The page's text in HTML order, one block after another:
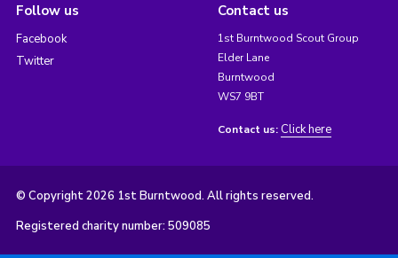
Follow us
Facebook
Twitter
Contact us
1st Burntwood Scout Group
Elder Lane
Burntwood
WS7 9BT
Contact us: Click here
© Copyright 2026 1st Burntwood. All rights reserved.
Registered charity number: 509085